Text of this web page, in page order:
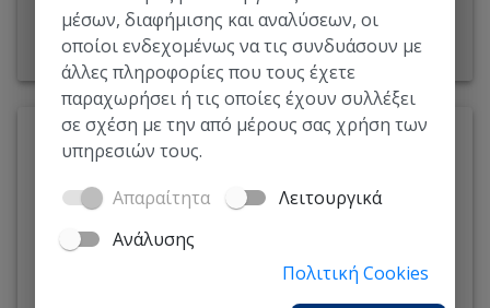
ΠΕΡΙΣΣΟΤΕΡΑ
ΚΑΤΗΓΟΡΙΑ:Επικοινωνία και συνεργασία
ΠΑΡΟΧΟΣ:eTwinning
Skype
Πώς μπορείτε να χρησιμοποιήσετε την εφαρμογή Skype
και να αξιοποιήσετε τις δυνατότητές της για να
μέσων, διαφήμισης και αναλύσεων, οι
οποίοι ενδεχομένως να τις συνδυάσουν με
άλλες πληροφορίες που τους έχετε
παραχωρήσει ή τις οποίες έχουν συλλέξει
σε σχέση με την από μέρους σας χρήση των
υπηρεσιών τους.
Απαραίτητα
Λειτουργικά
Ανάλυσης
Πολιτική Cookies